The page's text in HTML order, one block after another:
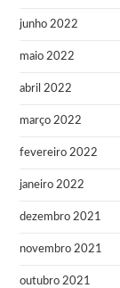
junho 2022
maio 2022
abril 2022
março 2022
fevereiro 2022
janeiro 2022
dezembro 2021
novembro 2021
outubro 2021